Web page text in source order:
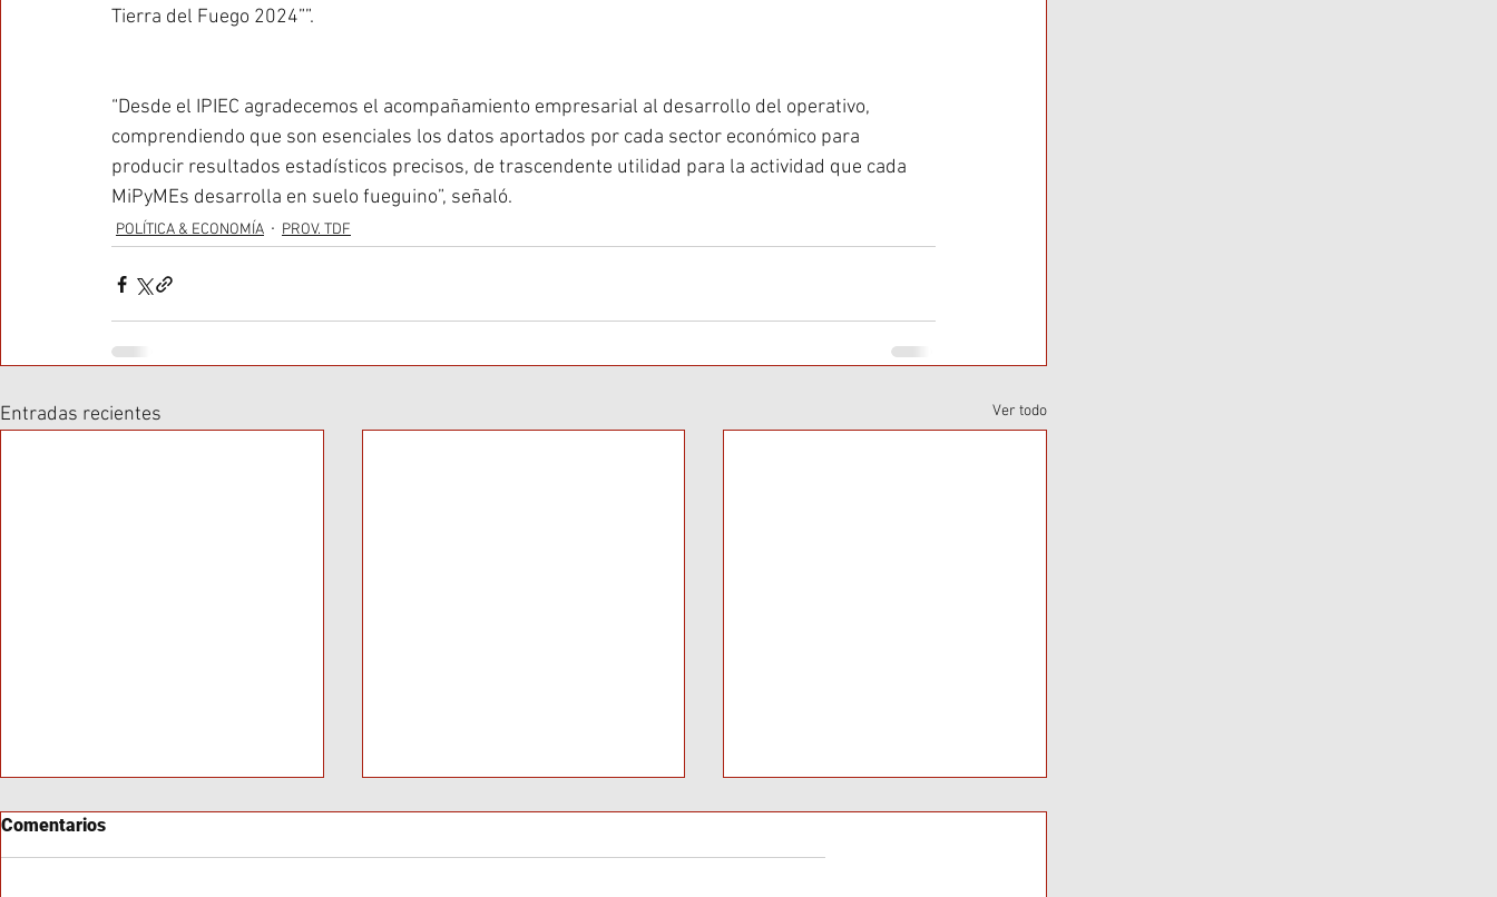
Tierra del Fuego 2024””.
“Desde el IPIEC agradecemos el acompañamiento empresarial al desarrollo del operativo,
comprendiendo que son esenciales los datos aportados por cada sector económico para
producir resultados estadísticos precisos, de trascendente utilidad para la actividad que cada
MiPyMEs desarrolla en suelo fueguino”, señaló.
POLÍTICA & ECONOMÍA PROV. TDF
Entradas recientes Ver todo
Comentarios